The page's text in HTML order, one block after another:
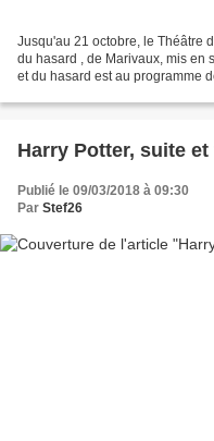
Jusqu'au 21 octobre, le Théâtre
du hasard , de Marivaux, mis en
et du hasard est au programme
Harry Potter, suite et
Publié le 09/03/2018 à 09:30
Par Stef26